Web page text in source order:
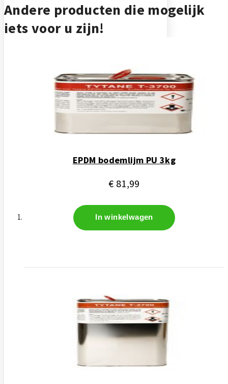
Andere producten die mogelijk
iets voor u zijn!
EPDM bodemlijm PU 3kg
€ 81,99
In winkelwagen